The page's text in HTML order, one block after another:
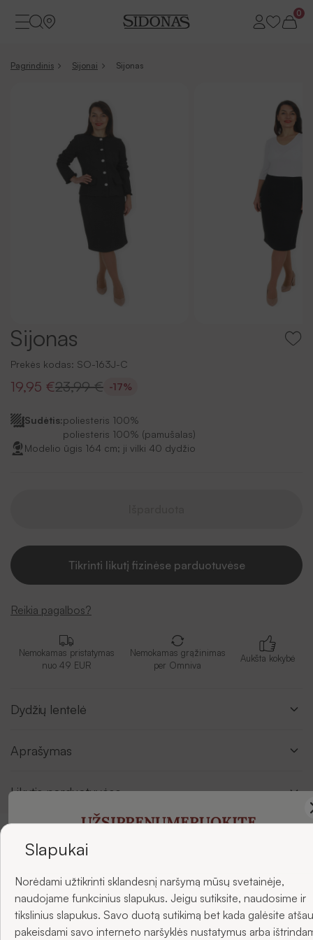
0
Pagrindinis Sijonai Sijonas
Sijonas
Prekės kodas: SO-163J-C
19,95 €23,99 € -17%
Sudėtis:poliesteris 100%
poliesteris 100% (pamušalas)
Modelio ūgis 164 cm; ji vilki 40 dydžio
Tikrinti likutį fizinėse parduotuvėse
Reikia pagalbos?
Nemokamas pristatymas
nuo 49 EUR
Nemokamas grąžinimas
per Omniva
Aukšta kokybė
Dydžių lentelė
Aprašymas
Likutis parduotuvėse
UŽSIPRENUMERUOKITE
ir gaukite -5 % nuolaidą savo pirmajam užsakymui.
Slapukai
Norėdami užtikrinti sklandesnį naršymą mūsų svetainėje,
naudojame funkcinius slapukus. Jeigu sutiksite, naudosime ir
tikslinius slapukus. Savo duotą sutikimą bet kada galėsite
pakeisdami savo interneto naršyklės nustatymus arba